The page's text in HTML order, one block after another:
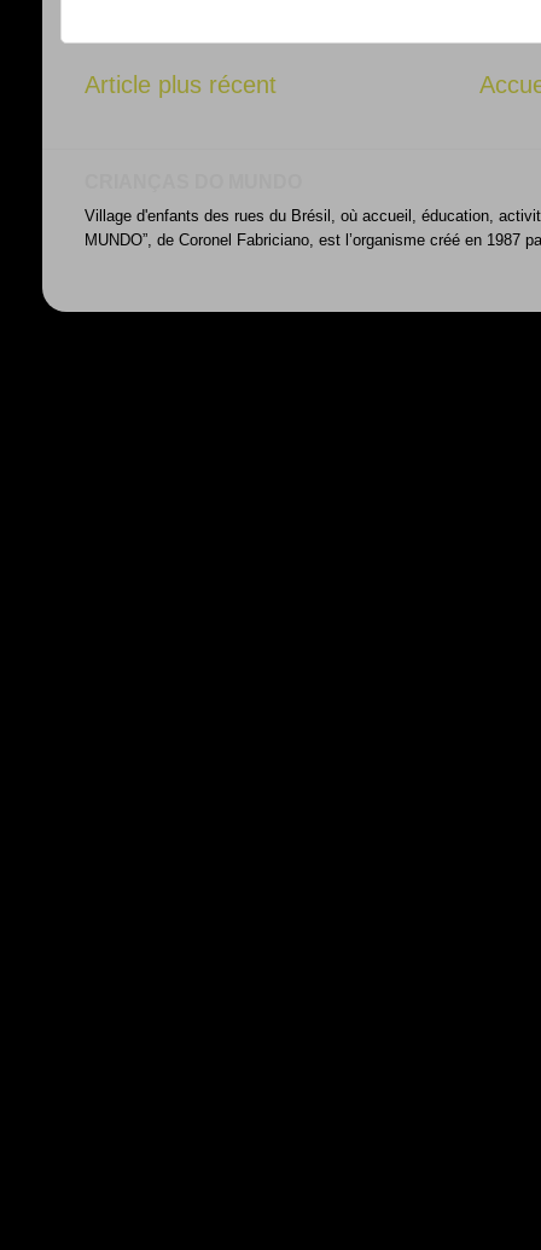
Article plus récent
Village d'enfants des rues du Brésil, où accueil, éducation,
MUNDO”, de Coronel Fabriciano, est l’organisme créé en